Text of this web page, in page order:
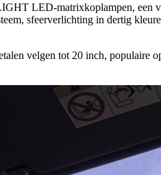
LED-matrixkoplampen, een
sfeerverlichting in dertig
velgen tot 20 inch, populaire